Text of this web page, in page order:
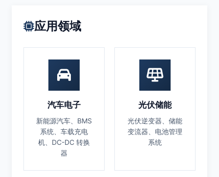
应用领域
汽车电子
新能源汽车、BMS
系统、车载充电
机、DC-DC 转换
器
光伏储能
光伏逆变器、储能
变流器、电池管理
系统